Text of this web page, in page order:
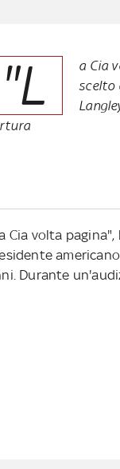
"L
a Cia
scelto
Cia volta
Durante